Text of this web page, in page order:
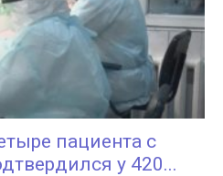
пациента с
у 420...